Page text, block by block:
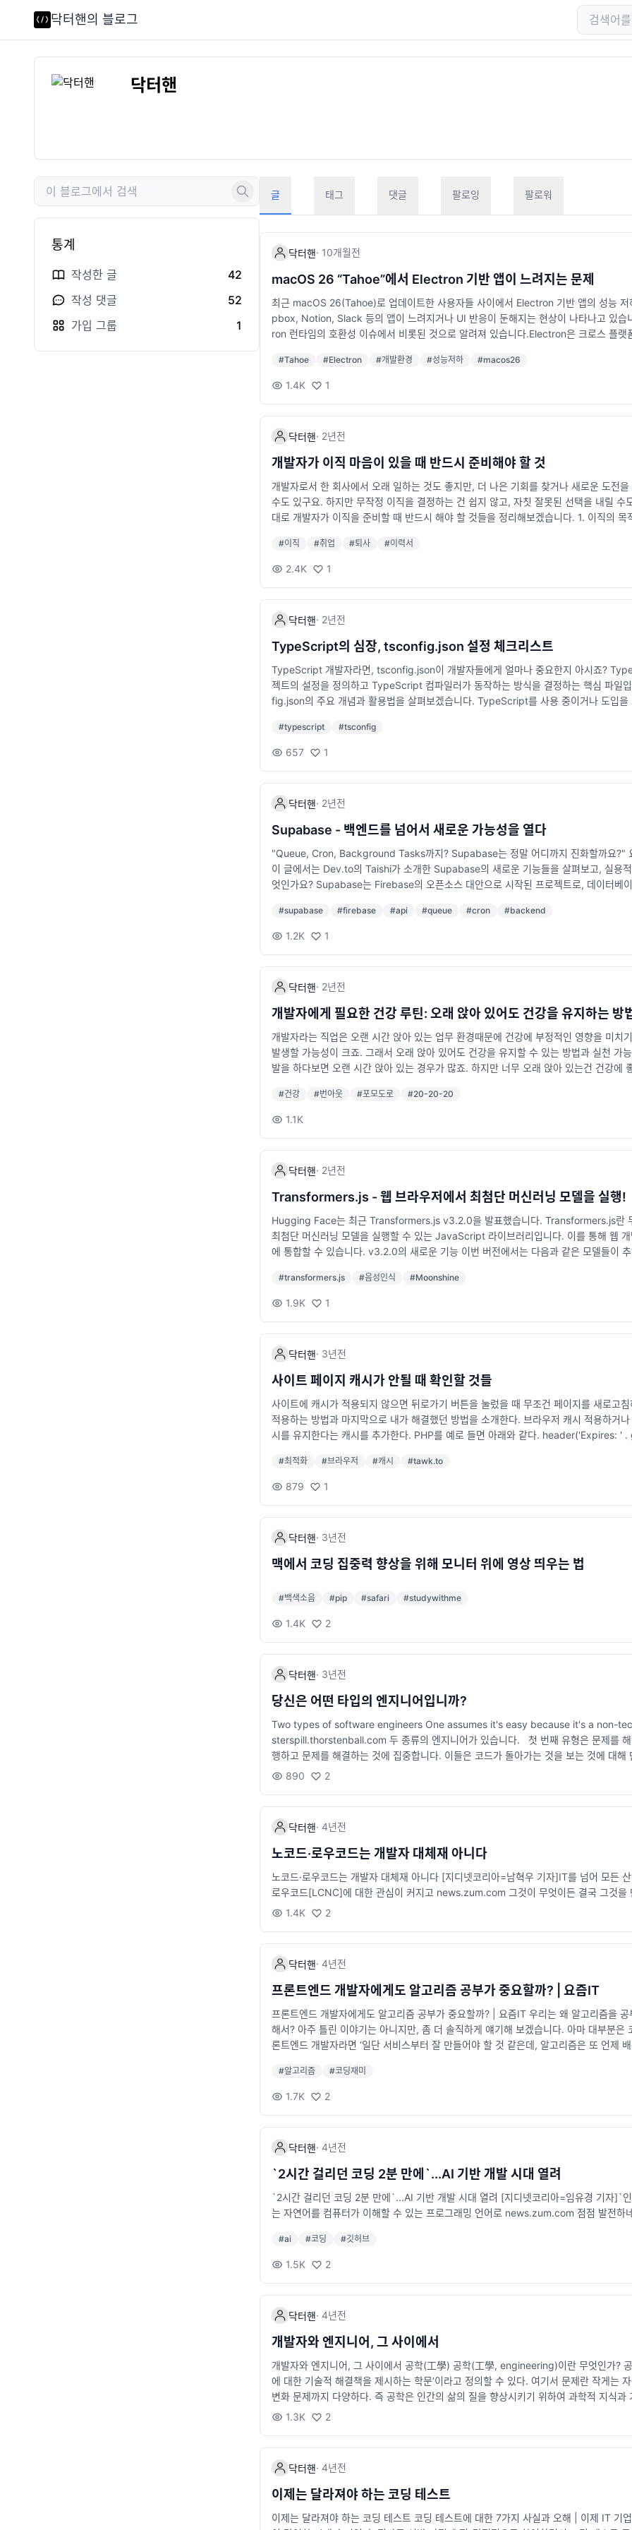
닥터핸의 블로그
닥터핸
통계
작성한 글
42
작성 댓글
52
가입 그룹 1
글 태그 댓글 팔로잉 팔로워
닥터핸· 10개월전
macOS 26 “Tahoe”에서 Electron 기반 앱이 느려지는 문제
최근 macOS 26(Tahoe)로 업데이트한 사용자들 사이에서 Electron 기반 앱의 성능
pbox, Notion, Slack 등의 앱이 느려지거나 UI 반응이 둔해지는 현상이 나타나고 있
ron 런타임의 호환성 이슈에서 비롯된 것으로 알려져 있습니다.Electron은 크로스 플
그래픽 API나 윈도우 컴포지팅 방식의 변경과 관련이 있는 것으로 추정됩니다.🧩 해
가 이미 Electron 측에서 배포되었습니다.즉, 앱 개발자가 Electron의 최신 버전(예:
github.io/shamelectron/이 사이트는 macOS 26 “Tahoe” 환경에서 Electron 앱들의
면 이미 해결된 앱, “Not fixed”면 아직 느려진 상태로 남아 있는 앱을 의미합니다.💬 개
고 있습니다.예를 들어 Cursor, Postman, Dropbox 같은 주요 개발 툴이 Electron 기반
편집이나 AI 통합 기능이 포함된 앱은 GPU 렌더링 성능 저하의 영향을 크게 받습니
상은 일시적인 호환성 문제로,Electron 최신 버전으로의 업데이트를 통해 대부분 해결
앱 개발자들의 패치 릴리즈를 기다려야 하는 상황입니다.macOS “Tahoe” 사용자라
#Tahoe #Electron #개발환경 #성능저하 #macos26
1.4K 1
닥터핸· 2년전
개발자가 이직 마음이 있을 때 반드시 준비해야 할 것
개발자로서 한 회사에서 오래 일하는 것도 좋지만, 더 나은 기회를 찾거나 새로운 도전
수도 있구요. 하지만 무작정 이직을 결정하는 건 쉽지 않고, 자칫 잘못된 선택을 내릴
대로 개발자가 이직을 준비할 때 반드시 해야 할 것들을 정리해보겠습니다. 1. 이직의
다. 목적이 명확해야 올바른 방향으로 후회없는 이직을 준비할 수 있습니다. 예를 들면,
인가? 연봉, 기술 스택, 복지 중 가장 중요한 요소는 무엇인가? 이직 목적이 명확하지
때 가장 먼저 해야 할 것은 이력서와 포트폴리오 정리입니다. 많은 개발자들이 이력서
가 많습니다. 평소에 간단하게라도 이력서 관리를 해두면 좋습니다. 이력서 작성 팁 과
무 나열이 아닌, 본인의 기여도와 결과를 설명하기 사용하는 기술 스택을 명확히 정리
기 (너무 길지 않게 A4 한두 장 이내) 포트폴리오 준비 포트폴리오는 프론트엔드/백엔
ithub, 실제 서비스 배포 경험 백엔드 개발자: 프로젝트 아키텍처 다이어그램, API 설
서비스 링크, GitHub 레포지토리 있다면 공유 특히 네이버, 카카오, 토스, 배달의민족
가 요소가 될 수 있습니다. 3. 기술 면접 및 코딩 테스트 준비하기 국내 규모있는 IT 기
비 문제 연습하기 자료구조, 알고리즘 (정렬, 탐색, DP, BFS/DFS 등) 개념 복습하기
하는 언어의 최신 트렌드 파악하기 기술 면접 대비 프로젝트 경험을 기반으로 예상 질
막연하게 여러 기업에 지원하는 것보다는, 자신이 가고 싶은 회사의 정보를 미리 조사
확인 기업이 어떤 서비스를 제공하는지 파악 기술 블로그를 통해 기술 스택 및 개발 문
지 수준 파악 직원 후기 및 기업 문화 조사 잡플래닛, 블라인드 등을 활용하여 실제 직원
트워크를 통한 정보 수집 기존 동료나 업계 지인을 통해 회사 내부 분위기 확인 컨퍼런
크는 매우 중요한 요소입니다. 지인 찬스나 온라인 커뮤니티를 통해 정보를 얻으면 좋
들에게 관심 있는 회사가 있는지 물어보기 국내 개발자 커뮤니티(뎁스노트, Okky 등)
DG DevFest 등) 링크드인에서 활동하는 방법도 있음 많은 IT 스타트업에서는 내부 추
을 높일 수 있습니다. 6. 현재 회사와 원만하게 퇴사 준비하기 이직을 결정했다면, 현재
공지가 적절함) 주요 업무 및 프로젝트 인수인계 문서 작성 Git, 서버, 문서 등 필요한
근 이 업계가 좁아서 마지막까지 좋은 이미지를 남기는 것이 중요합니다. 마무리 이직
#이직 #취업 #퇴사 #이력서
2.4K 1
닥터핸· 2년전
TypeScript의 심장, tsconfig.json 설정 체크리스트
TypeScript 개발자라면, tsconfig.json이 개발자들에게 얼마나 중요한지 아시죠?
젝트의 설정을 정의하고 TypeScript 컴파일러가 동작하는 방식을 결정하는 핵심 파
fig.json의 주요 개념과 활용법을 살펴보겠습니다. TypeScript를 사용 중이거나 도입을
ypeScript 컴파일러인 tsc가 어떤 파일을 컴파일할지, 어떤 규칙을 적용할지, 어떤 출
g.json 예제입니다. { "compilerOptions": { "target": "ES6", "module":
합니다. include: 컴파일 대상이 되는 파일이나 디렉터리를 지정합니다. exclude: 컴파
mpilerOptions에서 중요한 설정들 아래는 자주 사용되는 주요 설정들입니다. target
"ES5", "ES6", "ES2020" module 모듈 시스템을 정의합니다. 예: "CommonJS",
라우저에서는 ESNext를 주로 사용합니다. strict TypeScript의 모든 엄격 모드를 활성
paths와 baseUrl 프로젝트 내에서 모듈을 더 간단히 import할 수 있도록 도와줍니
nts/*": ["src/components/*"] } } } 위 설정으로 다음과 같은 단축 import가 가능해
와 exclude include: 특정 파일이나 디렉터리만 컴파일 대상으로 지정합니다. 예:
설정하기 React 프로젝트에서는 다음과 같은 설정이 일반적입니다. {
"strict": true, "baseUrl": "./", "paths": { "@hooks/*": ["src/hooks/*"], "@utils/
p: CommonJS 모듈과의 호환성을 향상시킵니다. paths: 모듈 경로를 간단히 설정할
프로젝트에서 기본 tsconfig.json 파일을 생성하려면 tsc --init 명령어를 사용하세요.
Code는 tsconfig.json을 자동으로 인식해 코드 작성과 디버깅을 도와줍니다. 타입 추
전환 기존 JavaScript 프로젝트를 TypeScript로 전환할 때는 allowJs 옵션을 활성화
절히 활용하면 팀 협업과 개발 속도를 모두 개선할 수 있어요. TypeScript를 도입하거
세요. 요컨대, tsconfig.json은 단순히 설정 파일 그 이상입니다. 개발 환경을 최적화
까요. 이번 기회에 을 좀 더 이해하는 기회가 되었길 바랍니다✨
#typescript #tsconfig
657 1
닥터핸· 2년전
Supabase - 백엔드를 넘어서 새로운 가능성을 열다
"Queue, Cron, Background Tasks까지? Supabase는 정말 어디까지 진화할까요?"
이 글에서는 Dev.to의 Taishi가 소개한 Supabase의 새로운 기능들을 살펴보고, 실용
엇인가요? Supabase는 Firebase의 오픈소스 대안으로 시작된 프로젝트로, 데이터베
특히 서버리스(Serverless) 환경에서 애플리케이션을 개발하는 데 유용합니다. 이번
소개합니다. 새로운 기능 살펴보기 1. Queue Queue는 작업을 대기열에 추가하고 순
자동으로 관리합니다. (참고로 Supabase는 내부적으로 Deno를 사용하여 서버리스
는 Deno 런타임 위에서 작동하며, 타입스크립트를 기본 언어로 사용합니다.) 2. Cron
데이터를 정리하거나, 매주 보고서를 생성할 때 사용할 수 있습니다. 예제 코드:
되니 효율적입니다. 3. Background Tasks Background Tasks는 비동기 작업을 처리
지 처리, 데이터 분석)을 배경에서 실행할 수 있습니다. 예제 코드: import {
ge-processor'); await task.dispatch({ imageId: '1234' }); 이 기능은 사용자의 경험
on으로 데이터 분석 결과를 주기적으로 생성하기. 이미지 업로드 서비스:
력한 백엔드 기능을 제공하며, 개발자가 애플리케이션에 집중할 수 있도록 돕고 있습
#supabase #firebase #api #queue #cron #backend
1.2K 1
닥터핸· 2년전
개발자에게 필요한 건강 루틴: 오래 앉아 있어도 건강을 유지하는 방
개발자라는 직업은 오랜 시간 앉아 있는 업무 환경때문에 건강에 부정적인 영향을 미
발생할 가능성이 크죠. 그래서 오래 앉아 있어도 건강을 유지할 수 있는 방법과 실천 가
발을 하다보면 오랜 시간 앉아 있는 경우가 많죠. 하지만 너무 오래 앉아 있는건 건강
업 후 5분 동안 휴식을 취하는 Pomodoro(포모도로) 기법은 건강을 챙기면서도 생산성
이나 산책을 통해 몸을 풀어보세요. 관련해서 이걸 도와주는 웹사이트나 앱도 많습니
책상 위에 올려 사용하는 제품도 있으니 부담 없이 시작할 수 있습니다. 2. 간단한 운동
다. 의자에 오래 앉아 있으면 허리와 어깨에 무리가 가기 때문에 틈틈이 스트레칭과 가
근육이 뭉치기 쉽습니다. 아래는 간단히 따라 할 수 있는 스트레칭 예시입니다. 목 스트
손을 깍지 끼고 머리 위로 들어 올립니다. 허리 스트레칭: 한쪽 다리를 의자 위로 올리
스쿼트: 벽에 등을 대고 90도로 앉은 자세를 유지합니다. 발뒤꿈치 들기: 의자에 앉아
규칙 하루종일 모니터를 보는 개발자이기에 눈 건강을 신경쓰지 않을 수 없죠. 눈 건강
니다. 20분마다 20초 동안 20피트(약 6미터) 거리의 물체를 바라보세요. 이 습관은 눈
줄이는 야간 모드(Night Shift)를 사용할 수 있으니 설정을 확인해보시기 바랍니다. 4.
중요하다고 할 수도 있죠. 번아웃을 예방하고 집중력을 유지하려면 일과 휴식의 균형
m 번아웃 예방하기 업무 시간과 개인 시간을 최대한 명확히 구분하세요. 특히 원격 근
하는 습관을 가지는 것이 중요합니다. 5. 식습관과 수면 관리 건강한 간식 추천 집중력
도 건강에 좋겠죠? 견과류 (아몬드, 호두 등) 신선한 과일 (바나나, 사과 등) 요거트 수면
인 수면 시간과 충분한 휴식은 집중력을 높이는 데 필수입니다. 잠들기 전 스마트폰 사
를 작성할 수 있다는 사실을 잊지 마세요. 작은 실천이 큰 결과를 가져올 것입니다.
#건강 #번아웃 #포모도로 #20-20-20
1.1K
닥터핸· 2년전
Transformers.js - 웹 브라우저에서 최첨단 머신러닝 모델을 실행!
Hugging Face는 최근 Transformers.js v3.2.0을 발표했습니다. Transformers.js란
최첨단 머신러닝 모델을 실행할 수 있는 JavaScript 라이브러리입니다. 이를 통해 웹
에 통합할 수 있습니다. v3.2.0의 새로운 기능 이번 버전에서는 다음과 같은 모델들이
저에서 직접 구현할 수 있습니다. 예시 코드: import { pipeline } from
c-speech-recognition', 'onnx-community/moonshine-tiny-ONNX'); const
하는 모델입니다. 이를 통해 비디오 분석이나 이미지 시퀀스 처리와 같은 작업을 효
uggingface/transformers'; const visualReasoner = await pipeline('image-to-
ame1.png', 'frame2.png', 'frame3.png']); console.log(result); 위 코드에서는
이미지 프레임을 분석하여 복잡한 시각적 이해와 추론을 수행하는 모델입니다. 비디
m '@huggingface/transformers'; const visualReasoner = await
ner(['frame1.png', 'frame2.png', 'frame3.png']); console.log(result); 위 코드는 이
두에서 고품질의 텍스트 생성을 지원하는 다국어 모델입니다. 이를 통해 다양한 언어
pipeline } from '@huggingface/transformers'; const textGenerator = await
니다. 한국어와 영어를 지원하기 때문에 다국어 애플리케이션에서 유용하게 사용할 수
수정과 성능 개선이 이루어졌습니다. 자세한 내용은 릴리스 노트를 참고하세요.
할 수 있는 도구를 제공합니다. 특히, 서버 없이 브라우저에서 직접 모델을 실행할 수 있
과 기능을 활용하여 더욱 혁신적인 웹 서비스를 개발해보시기 바랍니다. 출처
#transformers.js #음성인식 #Moonshine
1.9K 1
닥터핸· 3년전
사이트 페이지 캐시가 안될 때 확인할 것들
사이트에 캐시가 적용되지 않으면 뒤로가기 버튼을 눌렀을 때 무조건 페이지를 새로고
적용하는 방법과 마지막으로 내가 해결했던 방법을 소개한다. 브라우저 캐시 적용하거
시를 유지한다는 캐시를 추가한다. PHP를 예로 들면 아래와 같다.
드플레어 같은 프록시 서비스를 쓰고 있다면 해당 서비스에 캐시 설정이 원하는 대로
정을 확인하거나 "Cache" 메뉴에서 설정을 확인하다. 3. 사용중인 자바스크립트 라이
#최적화 #브라우저 #캐시 #tawk.to
879 1
닥터핸· 3년전
맥에서 코딩 집중력 향상을 위해 모니터 위에 영상 띄우는 법
#백색소음 #pip #safari #studywithme
1.4K 2
닥터핸· 3년전
당신은 어떤 타입의 엔지니어입니까?
Two types of software engineers One assumes it's easy because it's a non-
sterspill.thorstenball.com 두 종류의 엔지니어가 있습니다. 첫 번째 유형은 문제를 해
행하고 문제를 해결하는 것에 집중합니다. 이들은 코드가 돌아가는 것을 보는 것에 대
코드가 돌아가는지에 집중하는 엔지니어입니다. 이들은 코드가 어떻게 동작하는지, 자
작에 집중하는 엔지니어는 보다 최적화된 코드를 제공할 수 있으며, 성능 문제나 복잡
트웨어 엔지니어는 이 두 가지 특성을 모두 지니는 엔지니어입니다. 즉, 코드가 기능적
용이한 코드를 작성할 수 있는 엔지니어입니다.
890 2
닥터핸· 4년전
노코드·로우코드는 개발자 대체재 아니다
노코드·로우코드는 개발자 대체재 아니다 [지디넷코리아=남혁우 기자]IT를 넘어 모든
로우코드[LCNC]에 대한 관심이 커지고 news.zum.com 그것이 무엇이든 결국 그것을
1.4K
2
닥터핸· 4년전
프론트엔드 개발자에게도 알고리즘 공부가 중요할까? | 요즘IT
프론트엔드 개발자에게도 알고리즘 공부가 중요할까? | 요즘IT 우리는 왜 알고리즘을
해서? 아주 틀린 이야기는 아니지만, 좀 더 솔직하게 얘기해 보겠습니다. 아마 대부분
론트엔드 개발자라면 ‘일단 서비스부터 잘 만들어야 할 것 같은데, 알고리즘은 또 언제
즘에 너무 얽매이지 말자
#알고리즘 #코딩재미
1.7K 2
닥터핸· 4년전
`2시간 걸리던 코딩 2분 만에`...AI 기반 개발 시대 열려
`2시간 걸리던 코딩 2분 만에`...AI 기반 개발 시대 열려 [지디넷코리아=임유경 기자]`
는 자연어를 컴퓨터가 이해할 수 있는 프로그래밍 언어로 news.zum.com 점점 발전하
#ai #코딩 #깃허브
1.5K 2
닥터핸· 4년전
개발자와 엔지니어, 그 사이에서
개발자와 엔지니어, 그 사이에서 공학(工學) 공학(工學, engineering)이란 무엇인가? 공
에 대한 기술적 해결책을 제시하는 학문’이라고 정의할 수 있다. 여기서 문제란 작게는
변화 문제까지 다양하다. 즉 공학은 인간의 삶의 질을 향상시키기 위하여 과학적 지식
버 지식백과 ― 공학의 개념] 책을 쓰고 개발을 하면서 종종 드는 생각이 있다면, 나는
1.3K 2
닥터핸· 4년전
이제는 달라져야 하는 코딩 테스트
이제는 달라져야 하는 코딩 테스트 코딩 테스트에 대한 7가지 사실과 오해 | 이제 IT 기